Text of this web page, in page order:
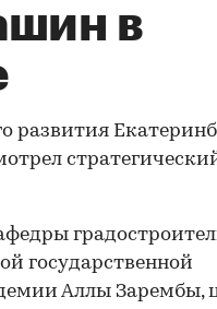
в
развития
государственной
Аллы Зарембы,